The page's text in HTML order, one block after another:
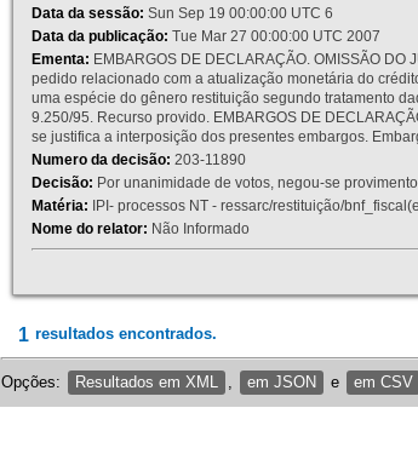
Data da sessão: Sun Sep 19 00:00:00 UTC 6
Data da publicação: Tue Mar 27 00:00:00 UTC 2007
Ementa: EMBARGOS DE DECLARAÇÃO. OMISSÃO
pedido relacionado com a atualização monetária do
uma espécie do gênero restituição segundo tratamento
9.250/95. Recurso provido. EMBARGOS DE
se justifica a interposição dos presentes embargos.
Numero da decisão: 203-11890
Decisão: Por unanimidade de votos, negou-se
Matéria: IPI- processos NT - ressarc/restituição/
Nome do relator: Não Informado
1 resultados encontrados.
Opções: Resultados em XML em JSON e em CSV